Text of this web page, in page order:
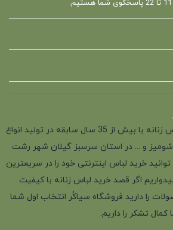
فروشگاه سیاکُر فروش لباس زنانه با بیش از 35 سال سابقه در تولید انواع
و ... در استان سرسبز گیلان شهر رشت
خرید لباس اینترنتی خود را در سریعترین
اگر قصد خرید لباس زنانه با کیفیت
را دارید فروشگاه سیاکُر انتخاب اول شما
تشکر را داریم.